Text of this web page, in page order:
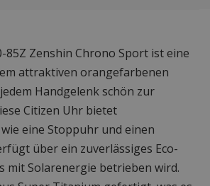
85Z Zenshin Chrono Sport ist eine
attraktiven orangefarbenen
Handgelenk schön zur
Citizen Uhr bietet
eine Stoppuhr und einen
über ein zuverlässiges Eco-
mit Solarenergie betrieben wird.